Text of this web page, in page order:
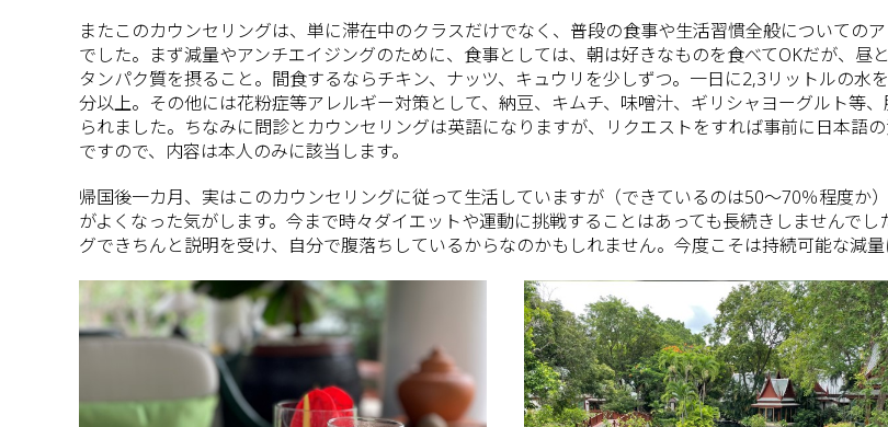
またこのカウンセリングは、単に滞在中のクラスだけでなく、普段の食事や生活習慣全般についての
でした。まず減量やアンチエイジングのために、食事としては、朝は好きなものを食べてOKだが、
タンパク質を摂ること。間食するならチキン、ナッツ、キュウリを少しずつ。一日に2,3リットルの
分以上。その他には花粉症等アレルギー対策として、納豆、キムチ、味噌汁、ギリシャヨーグルト等
られました。ちなみに問診とカウンセリングは英語になりますが、リクエストをすれば事前に日本
ですので、内容は本人のみに該当します。
帰国後一カ月、実はこのカウンセリングに従って生活していますが（できているのは50～70％程度か
がよくなった気がします。今まで時々ダイエットや運動に挑戦することはあっても長続きしませんで
グできちんと説明を受け、自分で腹落ちしているからなのかもしれません。今度こそは持続可能な減量